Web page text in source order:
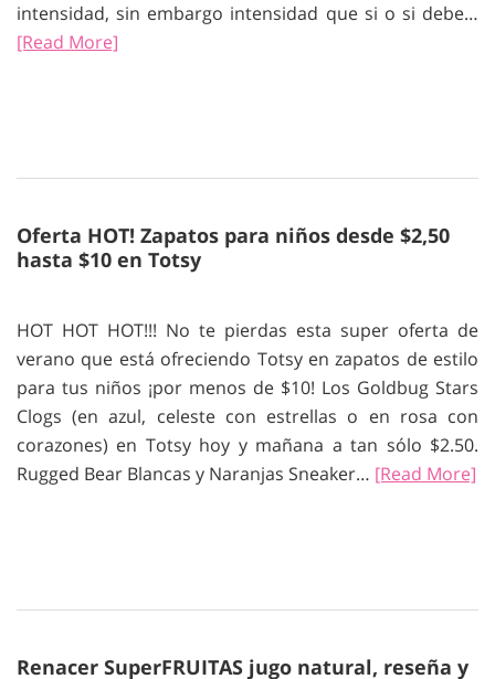
intensidad, sin embargo intensidad que si o si debe…
[Read More]
Oferta HOT! Zapatos para niños desde $2,50
hasta $10 en Totsy
HOT HOT HOT!!! No te pierdas esta super oferta de
verano que está ofreciendo Totsy en zapatos de estilo
para tus niños ¡por menos de $10! Los Goldbug Stars
Clogs (en azul, celeste con estrellas o en rosa con
corazones) en Totsy hoy y mañana a tan sólo $2.50.
Rugged Bear Blancas y Naranjas Sneaker… [Read More]
Renacer SuperFRUITAS jugo natural, reseña y